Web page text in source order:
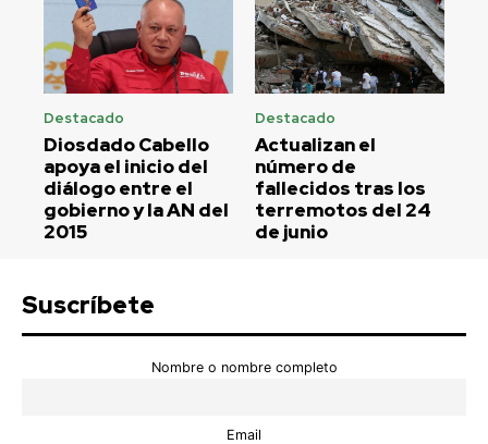
Destacado
Diosdado Cabello
apoya el inicio del
diálogo entre el
gobierno y la AN del
2015
Destacado
Actualizan el
número de
fallecidos tras los
terremotos del 24
de junio
Suscríbete
Nombre o nombre completo
Email